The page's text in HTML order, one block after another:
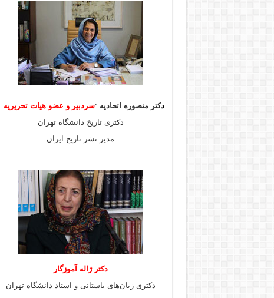
دکتر منصوره اتحادیه :سردبیر و عضو هیات تحریریه
دکتری تاریخ دانشگاه تهران
مدیر نشر تاریخ ایران
دکتر ژاله آموزگار
دکتری زبان‌های باستانی و استاد دانشگاه تهران